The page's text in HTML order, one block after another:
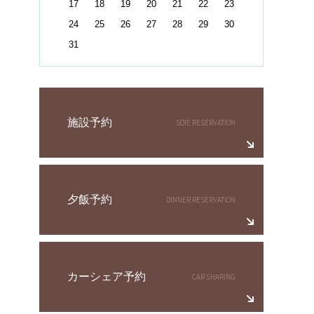
17 18 19 20 21 22
23
24
25 26 27 28 29
30
31
施設予約
夕飯予約
カーシェア予約